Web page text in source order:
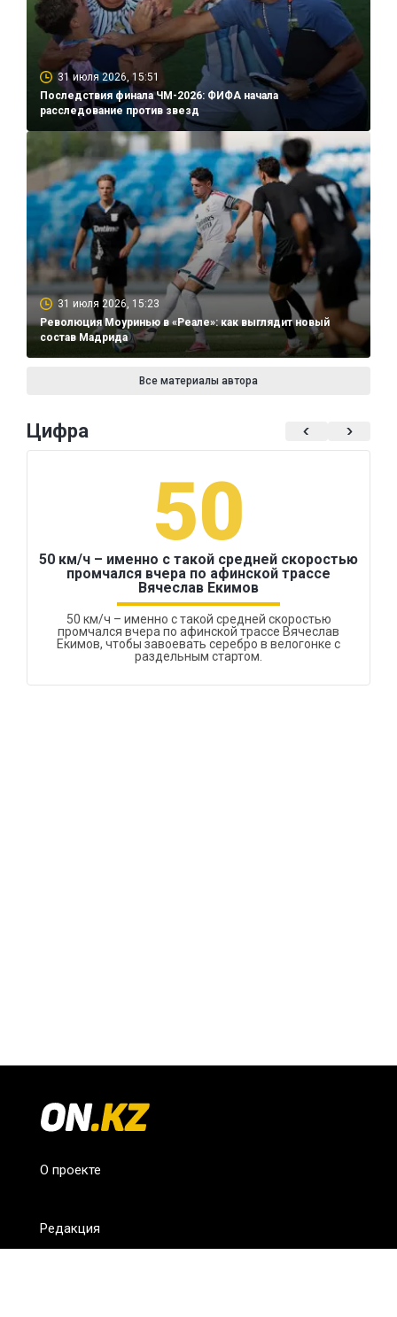
31 июля 2026, 15:51
Последствия финала ЧМ-2026: ФИФА начала
расследование против звезд
31 июля 2026, 15:23
Революция Моуринью в «Реале»: как выглядит новый
состав Мадрида
Все материалы автора
Цифра
50
50 км/ч – именно с такой средней скоростью
промчался вчера по афинской трассе
Вячеслав Екимов
50 км/ч – именно с такой средней скоростью
промчался вчера по афинской трассе Вячеслав
Екимов, чтобы завоевать серебро в велогонке с
раздельным стартом.
О проекте
Редакция